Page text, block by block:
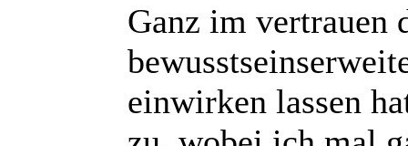
Ganz im vertrauen
einwirken lassen